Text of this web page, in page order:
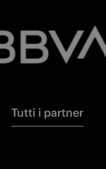
Tutti i partner